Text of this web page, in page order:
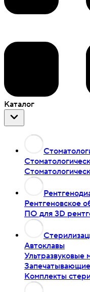
Каталог
Рентгеновское
ПО для 3D
Автоклавы
Ультразвуковые
Комплекты